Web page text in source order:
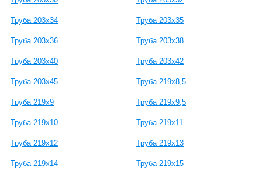
Труба 203x34 Труба 203x35
Труба 203x36 Труба 203x38
Труба 203x40 Труба 203x42
Труба 203x45 Труба 219х8,5
Труба 219х9 Труба 219х9,5
Труба 219х10 Труба 219х11
Труба 219х12 Труба 219х13
Труба 219х14 Труба 219х15